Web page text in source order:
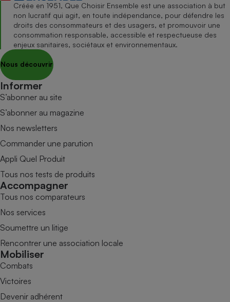
Créée en 1951, Que Choisir Ensemble est une association à but
non lucratif qui agit, en toute indépendance, pour défendre les
droits des consommateurs et des usagers, et promouvoir une
consommation responsable, accessible et respectueuse des
enjeux sanitaires, sociétaux et environnementaux.
Nous découvrir
Informer
S’abonner au site
S’abonner au magazine
Nos newsletters
Commander une parution
Appli Quel Produit
Tous nos tests de produits
Accompagner
Tous nos comparateurs
Nos services
Soumettre un litige
Rencontrer une association locale
Mobiliser
Combats
Victoires
Devenir adhérent